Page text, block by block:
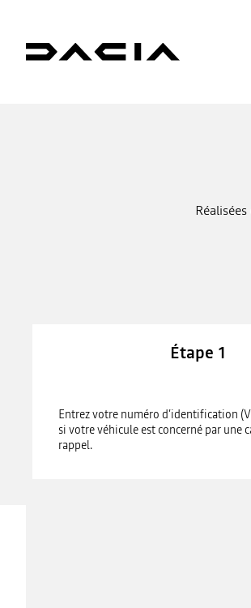
Étape 1
Entrez votre numéro d’identification
si votre véhicule est concerné par une
rappel.